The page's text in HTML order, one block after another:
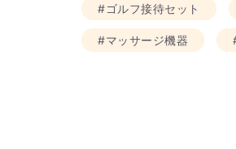
#ゴルフ接待セット
#マッサージ機器